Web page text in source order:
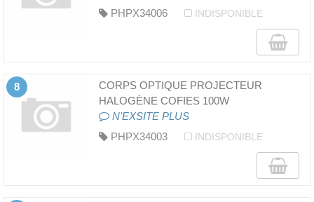
PHPX34006
INDISPONIBLE
8
CORPS OPTIQUE PROJECTEUR
HALOGÈNE COFIES 100W
N'EXSITE PLUS
PHPX34003
INDISPONIBLE